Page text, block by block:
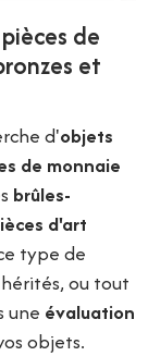
de
et
d'objets
de monnaie
brûles-
d'art
type de
ou tout
une évaluation
objets.